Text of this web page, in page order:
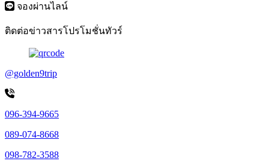
จองผ่านไลน์
ติดต่อข่าวสารโปรโมชั่นทัวร์
@golden9trip
096-394-9665
089-074-8668
098-782-3588